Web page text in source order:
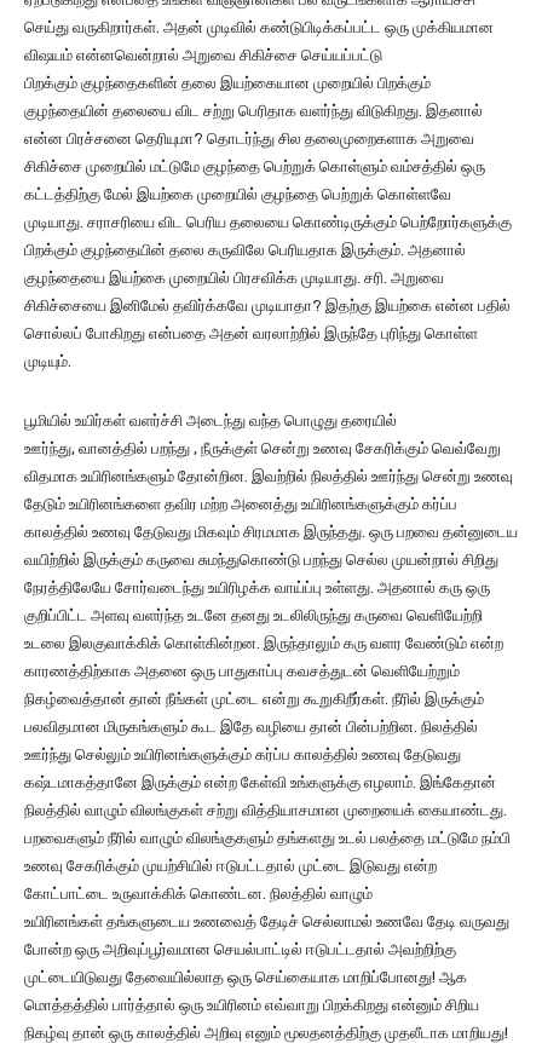
செய்து வருகிறார்கள். அதன் முடிவில் கண்டுபிடிக்கப்பட்ட ஒரு முக்கியமான
விஷயம் என்னவென்றால் அறுவை சிகிச்சை செய்யப்பட்டு
பிறக்கும் குழந்தைகளின் தலை இயற்கையான முறையில் பிறக்கும்
குழந்தையின் தலையை விட சற்று பெரிதாக வளர்ந்து விடுகிறது. இதனால்
என்ன பிரச்சனை தெரியுமா? தொடர்ந்து சில தலைமுறைகளாக அறுவை
சிகிச்சை முறையில் மட்டுமே குழந்தை பெற்றுக் கொள்ளும் வம்சத்தில் ஒரு
கட்டத்திற்கு மேல் இயற்கை முறையில் குழந்தை பெற்றுக் கொள்ளவே
முடியாது. சராசரியை விட பெரிய தலையை கொண்டிருக்கும் பெற்றோர்களுக்கு
பிறக்கும் குழந்தையின் தலை கருவிலே பெரியதாக இருக்கும். அதனால்
குழந்தையை இயற்கை முறையில் பிரசவிக்க முடியாது. சரி. அறுவை
சிகிச்சையை இனிமேல் தவிர்க்கவே முடியாதா? இதற்கு இயற்கை என்ன பதில்
சொல்லப் போகிறது என்பதை அதன் வரலாற்றில் இருந்தே புரிந்து கொள்ள
முடியும்.
பூமியில் உயிர்கள் வளர்ச்சி அடைந்து வந்த பொழுது தரையில்
ஊர்ந்து, வானத்தில் பறந்து , நீருக்குள் சென்று உணவு சேகரிக்கும் வெவ்வேறு
விதமாக உயிரினங்களும் தோன்றின. இவற்றில் நிலத்தில் ஊர்ந்து சென்று உணவு
தேடும் உயிரினங்களை தவிர மற்ற அனைத்து உயிரினங்களுக்கும் கர்ப்ப
காலத்தில் உணவு தேடுவது மிகவும் சிரமமாக இருந்தது. ஒரு பறவை தன்னுடைய
வயிற்றில் இருக்கும் கருவை சுமந்துகொண்டு பறந்து செல்ல முயன்றால் சிறிது
நேரத்திலேயே சோர்வடைந்து உயிரிழக்க வாய்ப்பு உள்ளது. அதனால் கரு ஒரு
குறிப்பிட்ட அளவு வளர்ந்த உடனே தனது உடலிலிருந்து கருவை வெளியேற்றி
உடலை இலகுவாக்கிக் கொள்கின்றன. இருந்தாலும் கரு வளர வேண்டும் என்ற
காரணத்திற்காக அதனை ஒரு பாதுகாப்பு கவசத்துடன் வெளியேற்றும்
நிகழ்வைத்தான் தான் நீங்கள் முட்டை என்று கூறுகிறீர்கள். நீரில் இருக்கும்
பலவிதமான மிருகங்களும் கூட இதே வழியை தான் பின்பற்றின. நிலத்தில்
ஊர்ந்து செல்லும் உயிரினங்களுக்கும் கர்ப்ப காலத்தில் உணவு தேடுவது
கஷ்டமாகத்தானே இருக்கும் என்ற கேள்வி உங்களுக்கு எழலாம். இங்கேதான்
நிலத்தில் வாழும் விலங்குகள் சற்று வித்தியாசமான முறையைக் கையாண்டது.
பறவைகளும் நீரில் வாழும் விலங்குகளும் தங்களது உடல் பலத்தை மட்டுமே நம்பி
உணவு சேகரிக்கும் முயற்சியில் ஈடுபட்டதால் முட்டை இடுவது என்ற
கோட்பாட்டை உருவாக்கிக் கொண்டன. நிலத்தில் வாழும்
உயிரினங்கள் தங்களுடைய உணவைத் தேடிச் செல்லாமல் உணவே தேடி வருவது
போன்ற ஒரு அறிவுப்பூர்வமான செயல்பாட்டில் ஈடுபட்டதால் அவற்றிற்கு
முட்டையிடுவது தேவையில்லாத ஒரு செய்கையாக மாறிப்போனது! ஆக
மொத்தத்தில் பார்த்தால் ஒரு உயிரினம் எவ்வாறு பிறக்கிறது என்னும் சிறிய
நிகழ்வு தான் ஒரு காலத்தில் அறிவு எனும் மூலதனத்திற்கு முதலீடாக மாறியது!